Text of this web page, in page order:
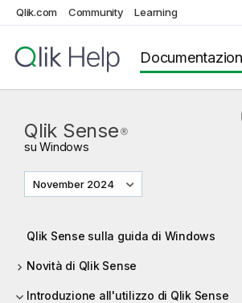
Qlik.com Community Learning
Qlik Sense ®
suWindows
November 2024
Qlik Sense sulla guida di Windows
Novità di Qlik Sense
Introduzione all'utilizzo di Qlik Sense